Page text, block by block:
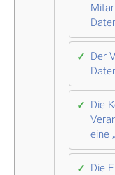
Der
Die
eine
Die